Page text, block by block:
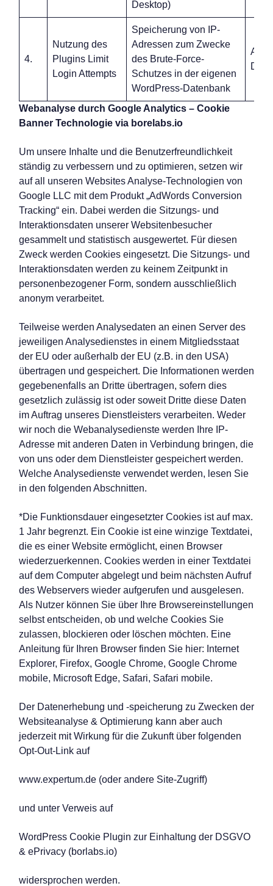
Desktop)
4.
Nutzung des
Plugins Limit
Login Attempts
Speicherung von IP-
Adressen zum Zwecke
des Brute-Force-
Schutzes in der eigenen
WordPress-Datenbank
Art.
Webanalyse durch Google Analytics – Cookie
Banner Technologie via borelabs.io
Um unsere Inhalte und die Benutzerfreundlichkeit
ständig zu verbessern und zu optimieren, setzen wir
auf all unseren Websites Analyse-Technologien von
Google LLC mit dem Produkt „AdWords Conversion
Tracking“ ein. Dabei werden die Sitzungs- und
Interaktionsdaten unserer Websitenbesucher
gesammelt und statistisch ausgewertet. Für diesen
Zweck werden Cookies eingesetzt. Die Sitzungs- und
Interaktionsdaten werden zu keinem Zeitpunkt in
personenbezogener Form, sondern ausschließlich
anonym verarbeitet.
Teilweise werden Analysedaten an einen Server des
jeweiligen Analysedienstes in einem Mitgliedsstaat
der EU oder außerhalb der EU (z.B. in den USA)
übertragen und gespeichert. Die Informationen werden
gegebenenfalls an Dritte übertragen, sofern dies
gesetzlich zulässig ist oder soweit Dritte diese Daten
im Auftrag unseres Dienstleisters verarbeiten. Weder
wir noch die Webanalysedienste werden Ihre IP-
Adresse mit anderen Daten in Verbindung bringen, die
von uns oder dem Dienstleister gespeichert werden.
Welche Analysedienste verwendet werden, lesen Sie
in den folgenden Abschnitten.
*Die Funktionsdauer eingesetzter Cookies ist auf max.
1 Jahr begrenzt. Ein Cookie ist eine winzige Textdatei,
die es einer Website ermöglicht, einen Browser
wiederzuerkennen. Cookies werden in einer Textdatei
auf dem Computer abgelegt und beim nächsten Aufruf
des Webservers wieder aufgerufen und ausgelesen.
Als Nutzer können Sie über Ihre Browsereinstellungen
selbst entscheiden, ob und welche Cookies Sie
zulassen, blockieren oder löschen möchten. Eine
Anleitung für Ihren Browser finden Sie hier: Internet
Explorer, Firefox, Google Chrome, Google Chrome
mobile, Microsoft Edge, Safari, Safari mobile.
Der Datenerhebung und -speicherung zu Zwecken der
Websiteanalyse & Optimierung kann aber auch
jederzeit mit Wirkung für die Zukunft über folgenden
Opt-Out-Link auf
www.expertum.de (oder andere Site-Zugriff)
und unter Verweis auf
WordPress Cookie Plugin zur Einhaltung der DSGVO
& ePrivacy (borlabs.io)
widersprochen werden.